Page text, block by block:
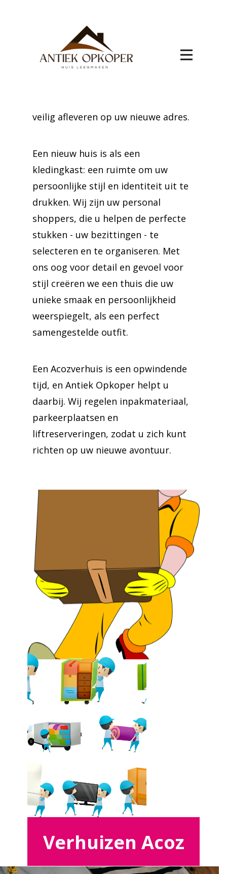
Verhuizen naar Acoz wordt een
fluitje van een cent met onze
deskundige hulp. Wij nemen alle
veilig afleveren op uw nieuwe adres.
Een nieuw huis is als een
kledingkast: een ruimte om uw
persoonlijke stijl en identiteit uit te
drukken. Wij zijn uw personal
shoppers, die u helpen de perfecte
stukken - uw bezittingen - te
selecteren en te organiseren. Met
ons oog voor detail en gevoel voor
stijl creëren we een thuis die uw
unieke smaak en persoonlijkheid
weerspiegelt, als een perfect
samengestelde outfit.
Een Acozverhuis is een opwindende
tijd, en Antiek Opkoper helpt u
daarbij. Wij regelen inpakmateriaal,
parkeerplaatsen en
liftreserveringen, zodat u zich kunt
richten op uw nieuwe avontuur.
Verhuizen Acoz